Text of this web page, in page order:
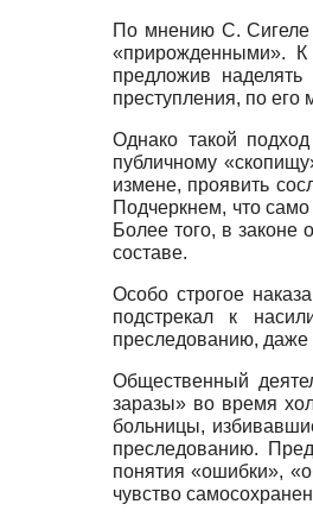
По мнению С. Сигеле
«прирожденными». К
предложив
преступления, по
Однако такой
публичному
измене, проявить
Подчеркнем, что само
Более того, в законе
составе.
Особо строгое
подстрекал к
преследованию, даже
Общественный
заразы» во время
больницы,
преследованию.
понятия «ошибки»,
чувство